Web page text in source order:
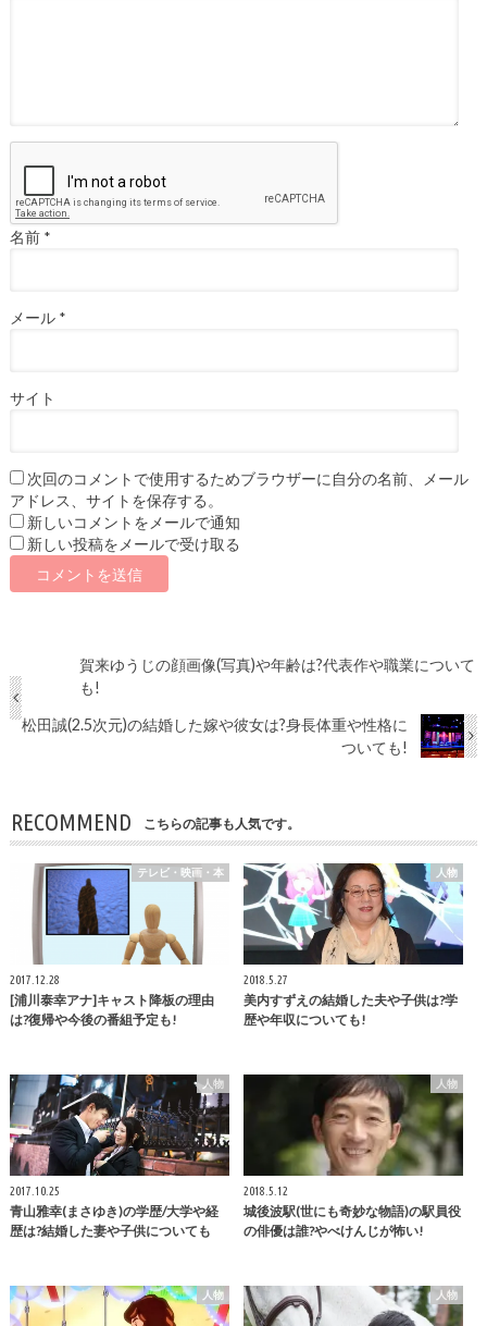
名前 *
メール *
サイト
次回のコメントで使用するためブラウザーに自分の名前、メール
アドレス、サイトを保存する。
新しいコメントをメールで通知
新しい投稿をメールで受け取る
賀来ゆうじの顔画像(写真)や年齢は?代表作や職業について
も!
松田誠(2.5次元)の結婚した嫁や彼女は?身長体重や性格に
ついても!
RECOMMEND こちらの記事も人気です。
テレビ・映画・本
2017.12.28
[浦川泰幸アナ]キャスト降板の理由
は?復帰や今後の番組予定も!
人物
2018.5.27
美内すずえの結婚した夫や子供は?学
歴や年収についても!
人物
2017.10.25
青山雅幸(まさゆき)の学歴/大学や経
歴は?結婚した妻や子供についても
人物
2018.5.12
城後波駅(世にも奇妙な物語)の駅員役
の俳優は誰?やべけんじが怖い!
人物 人物